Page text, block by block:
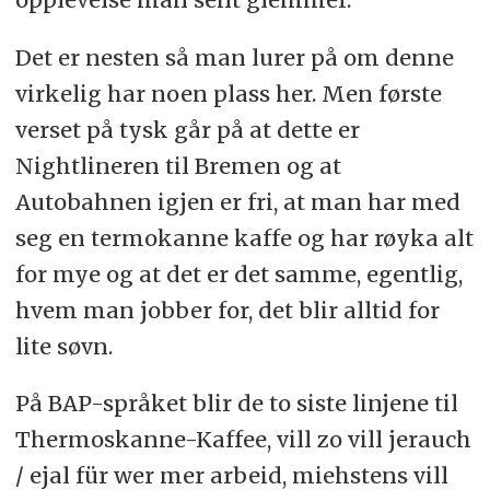
Det er nesten så man lurer på om denne
virkelig har noen plass her. Men første
verset på tysk går på at dette er
Nightlineren til Bremen og at
Autobahnen igjen er fri, at man har med
seg en termokanne kaffe og har røyka alt
for mye og at det er det samme, egentlig,
hvem man jobber for, det blir alltid for
lite søvn.
På BAP-språket blir de to siste linjene til
Thermoskanne-Kaffee, vill zo vill jerauch
/ ejal für wer mer arbeid, miehstens vill